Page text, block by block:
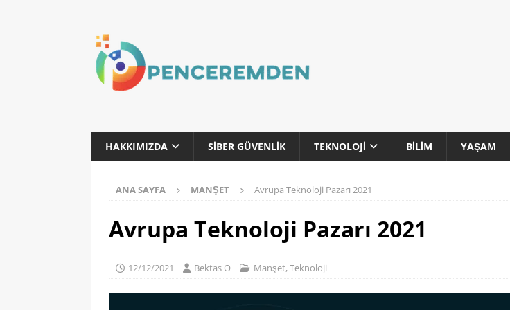
HAKKIMIZDA SIBER GÜVENLIK TEKNOLOJI BILIM YAŞAM
ANA SAYFA MANŞET Avrupa Teknoloji Pazarı 2021
Avrupa Teknoloji Pazarı 2021
12/12/2021 Bektas O Manşet,Teknoloji